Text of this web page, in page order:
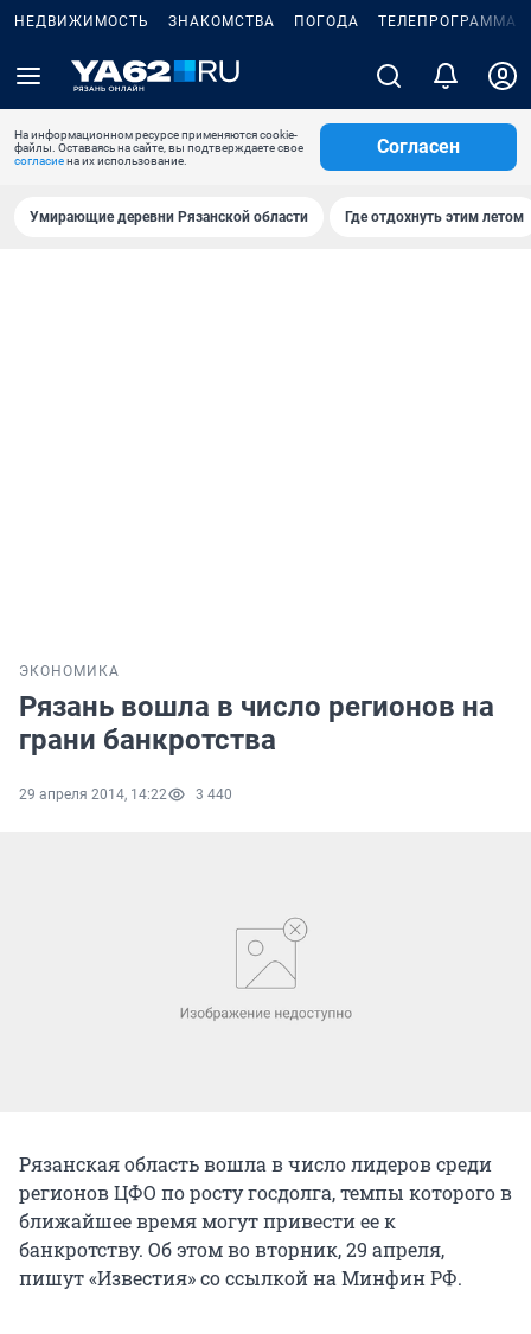
НЕДВИЖИМОСТЬ ЗНАКОМСТВА ПОГОДА ТЕЛЕПРОГРАММА
На информационном ресурсе применяются cookie-
файлы. Оставаясь на сайте, вы подтверждаете свое
согласиена их использование.
Согласен
Умирающие деревни Рязанской области Где отдохнуть этим летом
ЭКОНОМИКА
Рязань вошла в число регионов на
грани банкротства
29 апреля 2014, 14:22 3 440
Рязанская область вошла в число лидеров среди
регионов ЦФО по росту госдолга, темпы которого в
ближайшее время могут привести ее к
банкротству. Об этом во вторник, 29 апреля,
пишут «Известия» со ссылкой на Минфин РФ.